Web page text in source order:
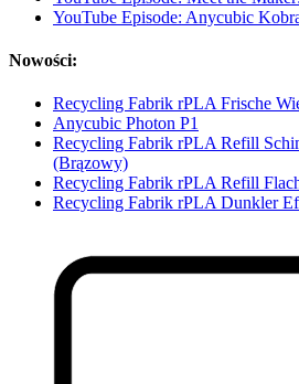
YouTube Episode: Anycubic
Nowości:
Recycling Fabrik rPLA Frische
Anycubic Photon P1
Recycling Fabrik rPLA Refill
(Brązowy)
Recycling Fabrik rPLA Refill
Recycling Fabrik rPLA Dunkler